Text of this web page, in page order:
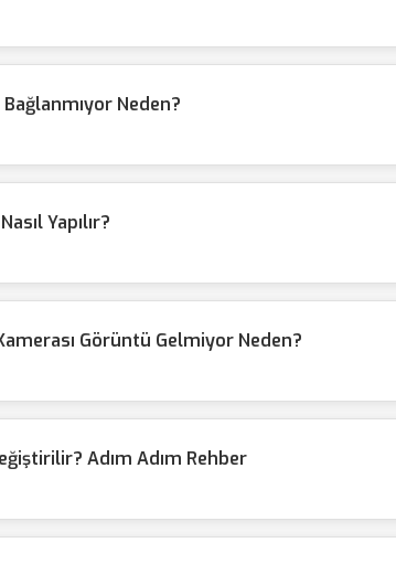
Neden?
Yapılır?
Görüntü Gelmiyor Neden?
Adım Adım Rehber